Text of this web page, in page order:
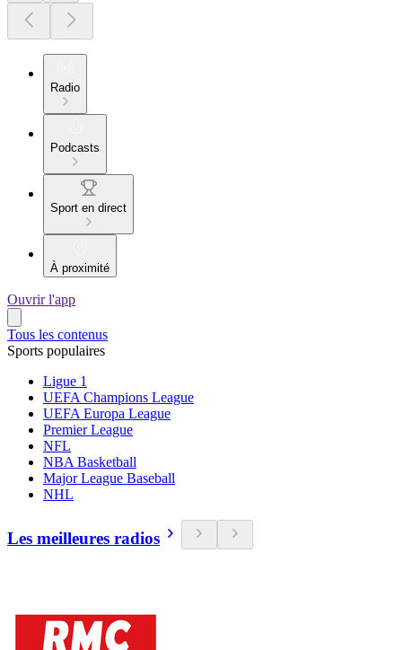
Radio
Podcasts
Sport en direct
À proximité
Ouvrir l'app
Tous les contenus
Sports populaires
Ligue 1
UEFA Champions League
UEFA Europa League
Premier League
NFL
NBA Basketball
Major League Baseball
NHL
Les meilleures radios